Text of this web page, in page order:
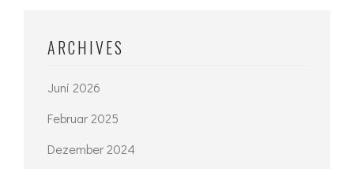
ARCHIVES
Juni 2026
Februar 2025
Dezember 2024